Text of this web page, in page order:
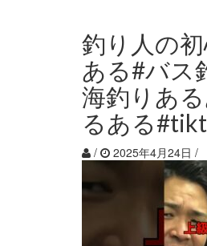
釣り人の
ある#バス
海釣りあ
るある
/ 2025年4月24日 /